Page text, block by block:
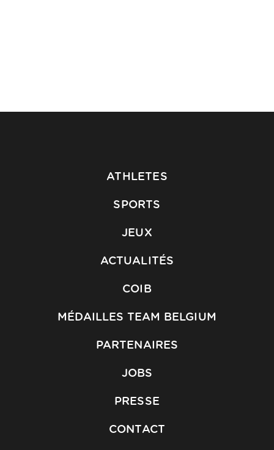
ATHLETES
SPORTS
JEUX
ACTUALITÉS
COIB
MÉDAILLES TEAM BELGIUM
PARTENAIRES
JOBS
PRESSE
CONTACT